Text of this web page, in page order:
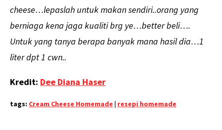
cheese…lepaslah untuk makan sendiri..orang yang
berniaga kena jaga kualiti brg ye…better beli….
Untuk yang tanya berapa banyak mana hasil dia…1
liter dpt 1 cwn..
Kredit: Dee Diana Haser
tags: Cream Cheese Homemade | resepi homemade